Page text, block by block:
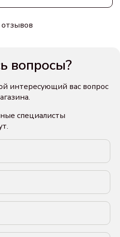
отзывов
вопросы?
интересующий вас вопрос
специалисты